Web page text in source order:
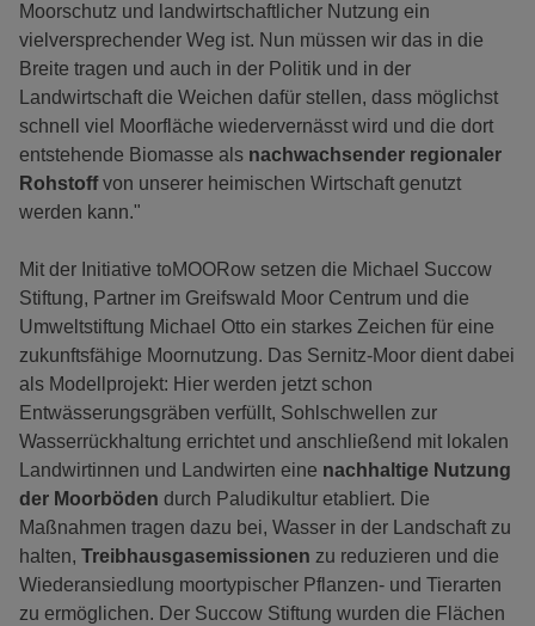
Moorschutz und landwirtschaftlicher Nutzung ein
vielversprechender Weg ist. Nun müssen wir das in die
Breite tragen und auch in der Politik und in der
Landwirtschaft die Weichen dafür stellen, dass möglichst
schnell viel Moorfläche wiedervernässt wird und die dort
entstehende Biomasse als nachwachsender regionaler
Rohstoffvon unserer heimischen Wirtschaft genutzt
werden kann."
Mit der Initiative toMOORow setzen die Michael Succow
Stiftung, Partner im Greifswald Moor Centrum und die
Umweltstiftung Michael Otto ein starkes Zeichen für eine
zukunftsfähige Moornutzung. Das Sernitz-Moor dient dabei
als Modellprojekt: Hier werden jetzt schon
Entwässerungsgräben verfüllt, Sohlschwellen zur
Wasserrückhaltung errichtet und anschließend mit lokalen
Landwirtinnen und Landwirten eine nachhaltige Nutzung
der Moorböden durch Paludikultur etabliert. Die
Maßnahmen tragen dazu bei, Wasser in der Landschaft zu
halten, Treibhausgasemissionen zu reduzieren und die
Wiederansiedlung moortypischer Pflanzen- und Tierarten
zu ermöglichen. Der Succow Stiftung wurden die Flächen